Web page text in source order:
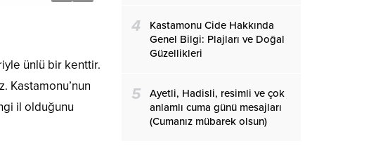
ünlü bir kenttir.
Kastamonu’nun
il olduğunu
4
Kastamonu Cide Hakkında
Genel Bilgi: Plajları ve Doğal
Güzellikleri
5
Ayetli, Hadisli, resimli ve çok
anlamlı cuma günü mesajları
(Cumanız mübarek olsun)